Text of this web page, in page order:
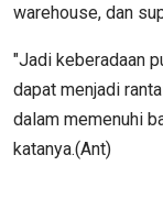
warehouse, dan
"Jadi keberadaan
dapat menjadi
dalam memenuhi
katanya.(Ant)